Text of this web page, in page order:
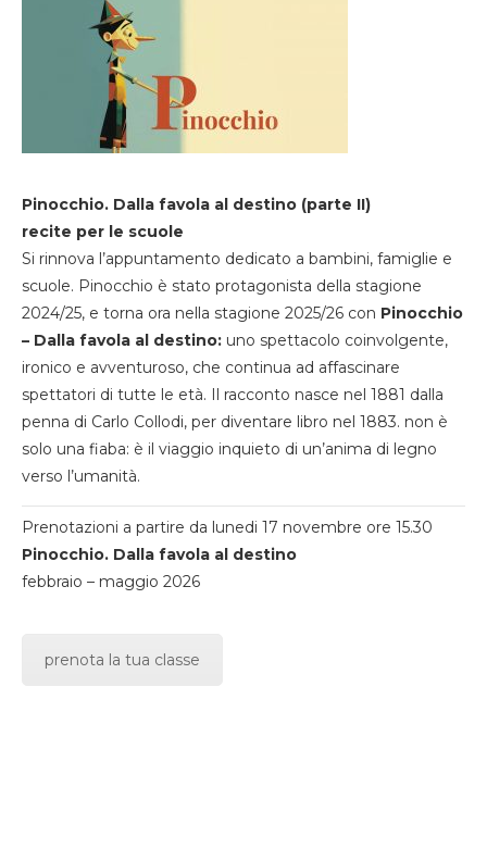
Pinocchio. Dalla favola al destino (parte II)
recite per le scuole
Si rinnova l’appuntamento dedicato a bambini, famiglie e
scuole. Pinocchio è stato protagonista della stagione
2024/25, e torna ora nella stagione 2025/26 con Pinocchio
– Dalla favola al destino: uno spettacolo coinvolgente,
ironico e avventuroso, che continua ad affascinare
spettatori di tutte le età. Il racconto nasce nel 1881 dalla
penna di Carlo Collodi, per diventare libro nel 1883. non è
solo una fiaba: è il viaggio inquieto di un’anima di legno
verso l’umanità.
Prenotazioni a partire da lunedi 17 novembre ore 15.30
Pinocchio. Dalla favola al destino
febbraio – maggio 2026
prenota la tua classe